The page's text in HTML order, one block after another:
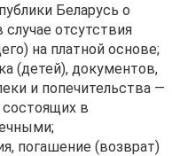
Беларусь о
отсутствия
на платной основе;
(детей), документов,
и попечительства —
состоящих в
погашение (возврат)